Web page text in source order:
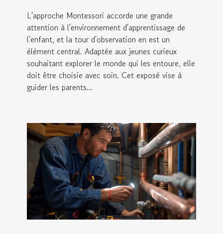
L'approche Montessori accorde une grande
attention à l'environnement d'apprentissage de
l'enfant, et la tour d'observation en est un
élément central. Adaptée aux jeunes curieux
souhaitant explorer le monde qui les entoure, elle
doit être choisie avec soin. Cet exposé vise à
guider les parents...